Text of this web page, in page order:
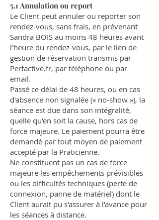
5.1 Annulation ou report
Le Client peut annuler ou reporter son
rendez-vous, sans frais, en prévenant
Sandra BOIS au moins 48 heures avant
l'heure du rendez-vous, par le lien de
gestion de réservation transmis par
Perfactive.fr, par téléphone ou par
email.
Passé ce délai de 48 heures, ou en cas
d'absence non signalée (« no-show »), la
séance est due dans son intégralité,
quelle qu'en soit la cause, hors cas de
force majeure. Le paiement pourra être
demandé par tout moyen de paiement
accepté par la Praticienne.
Ne constituent pas un cas de force
majeure les empêchements prévisibles
ou les difficultés techniques (perte de
connexion, panne de matériel) dont le
Client aurait pu s'assurer à l'avance pour
les séances à distance.